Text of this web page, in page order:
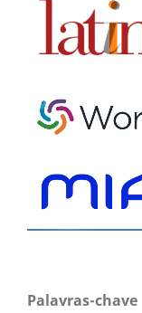
Palavras-chave